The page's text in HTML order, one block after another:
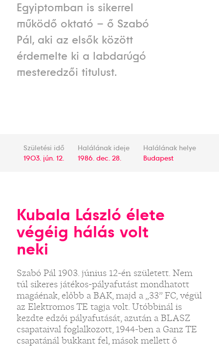
Egyiptomban is sikerrel
működő oktató – ő Szabó
Pál, aki az elsők között
érdemelte ki a labdarúgó
mesteredzői titulust.
Születési idő
1903. jún. 12.
Halálának ideje
1986. dec. 28.
Halálának helye
Budapest
Kubala László élete
végéig hálás volt
neki
Szabó Pál 1903. június 12-én született. Nem
túl sikeres játékos-pályafutást mondhatott
magáénak, előbb a BAK, majd a „33” FC, végül
az Elektromos TE tagja volt. Utóbbinál is
kezdte edzői pályafutását, azután a BLASZ
csapataival foglalkozott, 1944-ben a Ganz TE
csapatánál bukkant fel, mások mellett ő